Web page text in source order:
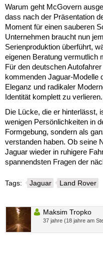
Warum geht McGovern
dass nach der Präsentation
Moment für einen sauberen
Unternehmen braucht nun
Serienproduktion überführt,
eigenen Beratung vermutlich
Für den deutschen
kommenden Jaguar-Modelle
Eleganz und radikaler
Identität komplett zu verlieren.
Die Lücke, die er hinterlässt,
wenigen Persönlichkeiten in
Formgebung, sondern als
verstanden haben. Ob seine
Jaguar wieder in ruhigere
spannendsten Fragen der
Tags: Jaguar Land Rover
Maksim Tropko
37 jahre (18 jahre am